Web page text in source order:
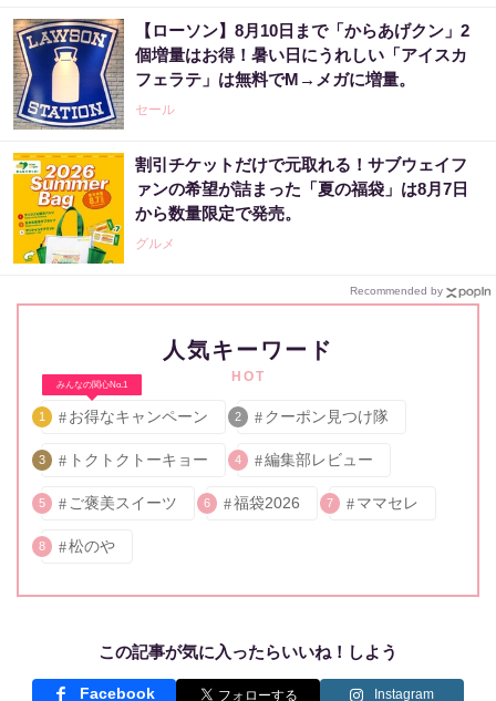
【ローソン】8月10日まで「からあげクン」2
個増量はお得！暑い日にうれしい「アイスカ
フェラテ」は無料でM→メガに増量。
セール
割引チケットだけで元取れる！サブウェイフ
ァンの希望が詰まった「夏の福袋」は8月7日
から数量限定で発売。
グルメ
Recommended by
人気キーワード
HOT
みんなの関心No.1
1 お得なキャンペーン 2 クーポン見つけ隊
3 トクトクトーキョー 4 編集部レビュー
5 ご褒美スイーツ 6 福袋2026 7 ママセレ
8 松のや
この記事が気に入ったらいいね！しよう
Facebook Instagram